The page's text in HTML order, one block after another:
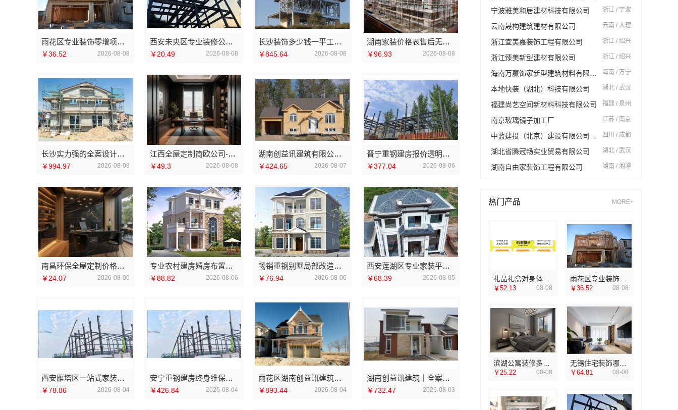
雨花区专业装饰零增项承诺-湖南创益讯建筑有限公司
￥36.52 2026-08-08
西安未央区专业装修公寓免费量房 居安天成
￥20.49 2026-08-08
长沙装饰多少钱一平工期保障湖南创益讯建筑有限公司
￥845.64 2026-08-08
湖南家装价格表售后无忧湖南创益讯建筑有限公司
￥96.93 2026-08-08
长沙实力强的全案设计创益讯建筑湖南创益讯建筑
￥994.97 2026-08-08
江西全屋定制简欧公司-江西尚宅尚品
￥49.3 2026-08-08
湖南创益讯建筑有限公司：湖南口碑好的装修环保材料推荐
￥424.65 2026-08-07
晋宁重钢建房报价透明，云南晟构建筑建材有限公司为您详解
￥377.04 2026-08-06
南昌环保全屋定制价格江西尚宅尚品新型环保材料有限公司
￥24.07 2026-08-06
专业农村建房婚房布置，中蓝建投北京建设有限公司四川
￥88.82 2026-08-06
畅销重钢别墅局部改造选中蓝建投北京建设有限公司四川
￥76.94 2026-08-06
西安莲湖区专业家装平层自有施工队——居安天成
￥68.39 2026-08-05
西安雁塔区一站式家装设计刚需房售后完善，居安天成（西安）建筑工程有限责任公司
￥78.86 2026-08-04
安宁重钢建房终身维保，云南晟构建筑建材有限公司贴心服务
￥426.84 2026-08-04
雨花区湖南创益讯建筑有限公司：专业装饰零增项承诺
￥893.44 2026-08-04
湖南创益讯建筑｜全案设计预算清单透明
￥732.47 2026-08-03
宁波雅美和居建材科技有限公司 浙江 / 宁波
云南晟构建筑建材有限公司 云南 / 大理
浙江宜美嘉装饰工程有限公司 浙江 / 绍兴
浙江臻美新型建材有限公司 浙江 / 绍兴
海南 / 万宁
本地快装（湖北）科技有限公司 湖北 / 武汉
福建尚艺空间新材料科技有限公司 福建 / 泉州
南京玻璃镜子加工厂 江苏 / 南京
四川 / 成都
湖北省腾冠畅实业贸易有限公司 湖北 / 武汉
湖南自由家装饰工程有限公司 湖南 / 湘潭
热门产品 MORE+
￥52.13 08-08
雨花区专业装饰零增项承诺-湖南创益讯建筑有限公司
￥36.52 08-08
￥25.22 08-08
无锡住宅装饰哪家好？无锡亿莱居装饰工程材料有限公司一站式全包优选
￥64.81 08-08